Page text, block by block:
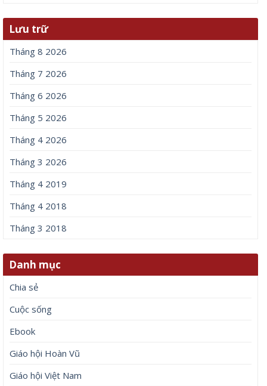
Lưu trữ
Tháng 8 2026
Tháng 7 2026
Tháng 6 2026
Tháng 5 2026
Tháng 4 2026
Tháng 3 2026
Tháng 4 2019
Tháng 4 2018
Tháng 3 2018
Danh mục
Chia sẻ
Cuộc sống
Ebook
Giáo hội Hoàn Vũ
Giáo hội Việt Nam